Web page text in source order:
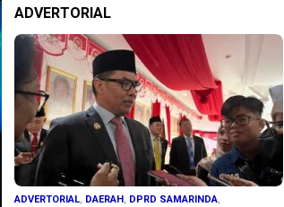
ADVERTORIAL
ADVERTORIAL, DAERAH , DPRD SAMARINDA,